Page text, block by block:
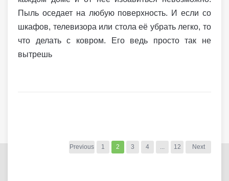
Пыль оседает на любую поверхность. И если со
шкафов, телевизора или стола её убрать легко, то
что делать с ковром. Его ведь просто так не
вытрешь
Previous 1 2 3 4 ... 12 Next